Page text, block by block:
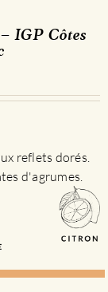
IGP Côtes
reflets dorés.
d'agrumes.